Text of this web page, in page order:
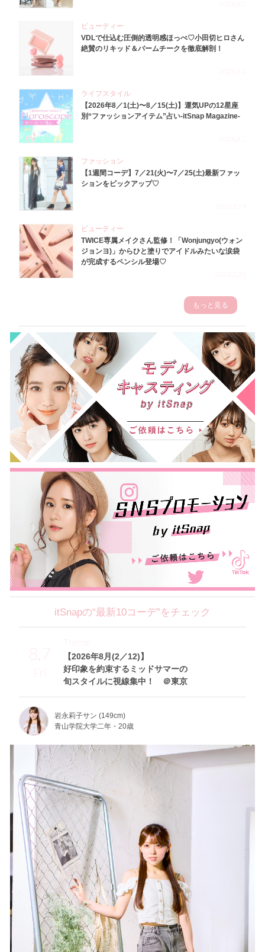
ビューティー
VDLで仕込む圧倒的透明感ほっぺ♡小田切ヒロさん
絶賛のリキッド＆バームチークを徹底解剖！
ライフスタイル
【2026年8／1(土)〜8／15(土)】運気UPの12星座
別“ファッションアイテム”占い-itSnap Magazine-
ファッション
【1週間コーデ】7／21(火)〜7／25(土)最新ファッ
ションをピックアップ♡
ビューティー
TWICE専属メイクさん監修！「Wonjungyo(ウォン
ジョンヨ)」からひと塗りでアイドルみたいな涙袋
が完成するペンシル登場♡
もっと見る
itSnapの“最新10コーデ”をチェック
8.7
Fri
【2026年8月(2／12)】
好印象を約束するミッドサマーの
旬スタイルに視線集中！ ＠東京
Theme
岩永莉子サン (149cm)
青山学院大学二年・20歳